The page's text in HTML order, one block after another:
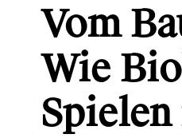
Vom
Wie